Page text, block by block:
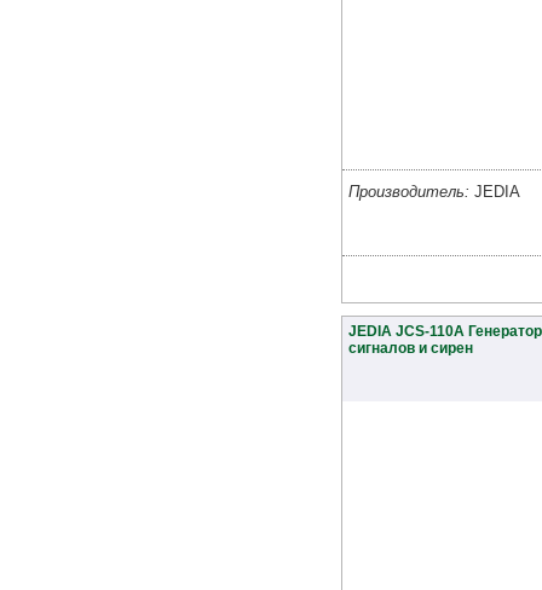
Производитель: JEDIA
JEDIA JCS-110A
сигналов и сирен